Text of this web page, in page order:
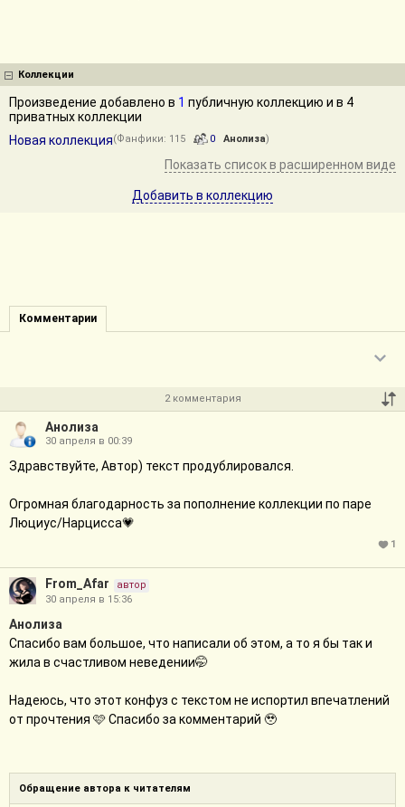
Коллекции
Произведение добавлено в 1 публичную коллекцию и в 4
приватных коллекции
Новая коллекция(Фанфики: 115 0 Анолиза)
Показать список в расширенном виде
Добавить в коллекцию
Комментарии
2 комментария
Анолиза
30 апреля в 00:39
Здравствуйте, Автор) текст продублировался.
Огромная благодарность за пополнение коллекции по паре
Люциус/Нарцисса💗
1
From_Afar
автор
30 апреля в 15:36
Анолиза
Спасибо вам большое, что написали об этом, а то я бы так и
жила в счастливом неведении🤭
Надеюсь, что этот конфуз с текстом не испортил впечатлений
от прочтения 🩷 Спасибо за комментарий 🥹
Обращение автора к читателям